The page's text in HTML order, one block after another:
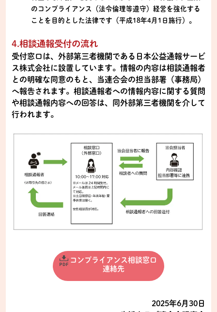
のコンプライアンス（法令倫理等遵守）経営を強化する
ことを目的とした法律です（平成18年4月1日施行）。
4.相談通報受付の流れ
受付窓口は、外部第三者機関である日本公益通報サービ
ス株式会社に設置しています。情報の内容は相談通報者
との明確な同意のもと、当連合会の担当部署（事務局）
へ報告されます。相談通報者への情報内容に関する質問
や相談通報内容への回答は、同外部第三者機関を介して
行われます。
コンプライアンス相談窓口
連絡先
2025年6月30日